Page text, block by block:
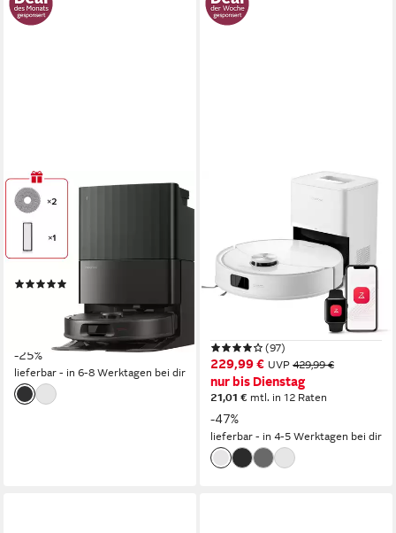
ROBOROCK
Saugroboter Qrevo S ProX
Größe Staubbehälter
180 m²
Präzisions-LiDAR-Navigation Navigation
UVP589,00 €
nur diesen Monat
mtl. in 36 Raten
-25%
lieferbar - in 6-8 Werktagen bei dir
Saugroboter mit
Wischfunktion, 10.000 Pa
HyperForce Saugkraft
2,7 l Größe Staubbehälter
PreciSense LiDAR-Navigation
(97)
229,99 € UVP 429,99 €
nur bis Dienstag
21,01 € mtl. in 12 Raten
-47%
lieferbar - in 4-5 Werktagen bei dir